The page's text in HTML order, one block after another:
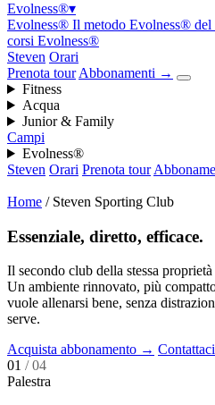
Evolness®▾
Evolness® Il metodo Evolness® del
corsi Evolness®
Steven Orari
Prenota tour Abbonamenti →
Fitness
Acqua
Junior & Family
Campi
Evolness®
Steven Orari Prenota tour
Home / Steven Sporting Club
Essenziale, diretto, efficace.
Il secondo club della stessa
Un ambiente rinnovato, più
vuole allenarsi bene, senza
serve.
Acquista abbonamento →
01 / 04
Palestra